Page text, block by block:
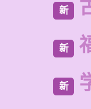
新
新
新